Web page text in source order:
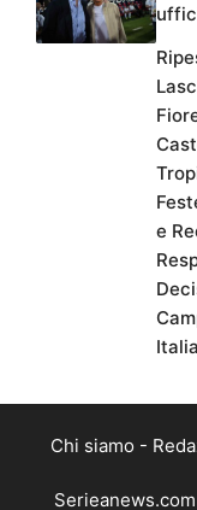
e
Italia
Chi siamo -